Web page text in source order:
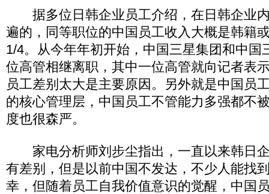
据多位日韩企业员工介绍，在日韩企业
遍的，同等职位的中国员工收入大概是韩籍
1/4。从今年年初开始，中国三星集团和中国
位高管相继离职，其中一位高管就向记者表
员工差别太大是主要原因。另外就是中国员
的核心管理层，中国员工不管能力多强都不
度也很森严。
家电分析师刘步尘指出，一直以来韩日
有差别，但是以前中国不发达，不少人能找
幸，但随着员工自我价值意识的觉醒，中国